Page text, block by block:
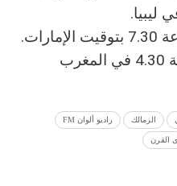
ماتش الأبيض والأحمر الساعة 4.30 في المغرب
الزمالك راديو ألوان FM
القرن